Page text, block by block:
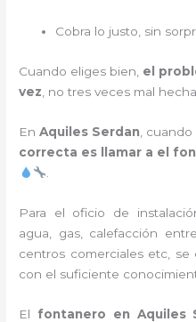
Cobra lo justo, sin
Cuando eliges bien, el
vez , no tres veces mal
EnAquiles Serdan ,
correcta es llamar a el
Para el oficio de
agua, gas, calefacción
centros comerciales etc, se
con el suficiente
El fontanero en Aquiles